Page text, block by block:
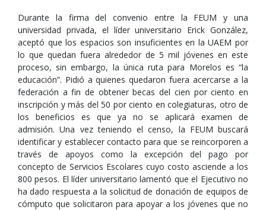
Durante la firma del convenio entre la FEUM y una
universidad privada, el líder universitario Erick González,
aceptó que los espacios son insuficientes en la UAEM por
lo que quedan fuera alrededor de 5 mil jóvenes en este
proceso, sin embargo, la única ruta para Morelos es “la
educación”. Pidió a quienes quedaron fuera acercarse a la
federación a fin de obtener becas del cien por ciento en
inscripción y más del 50 por ciento en colegiaturas, otro de
los beneficios es que ya no se aplicará examen de
admisión. Una vez teniendo el censo, la FEUM buscará
identificar y establecer contacto para que se reincorporen a
través de apoyos como la excepción del pago por
concepto de Servicios Escolares cuyo costo asciende a los
800 pesos. El líder universitario lamentó que el Ejecutivo no
ha dado respuesta a la solicitud de donación de equipos de
cómputo que solicitaron para apoyar a los jóvenes que no